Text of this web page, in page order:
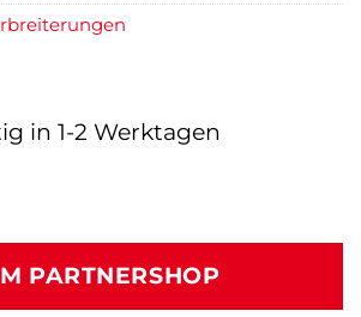
in 1-2 Werktagen
PARTNERSHOP